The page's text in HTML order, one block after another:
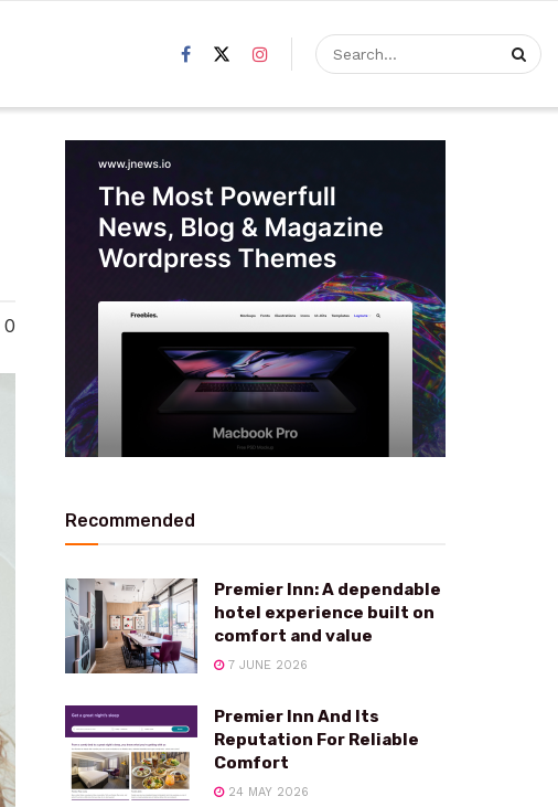
0
Recommended
Premier Inn: A dependable
hotel experience built on
comfort and value
7 JUNE 2026
Premier Inn And Its
Reputation For Reliable
Comfort
24 MAY 2026